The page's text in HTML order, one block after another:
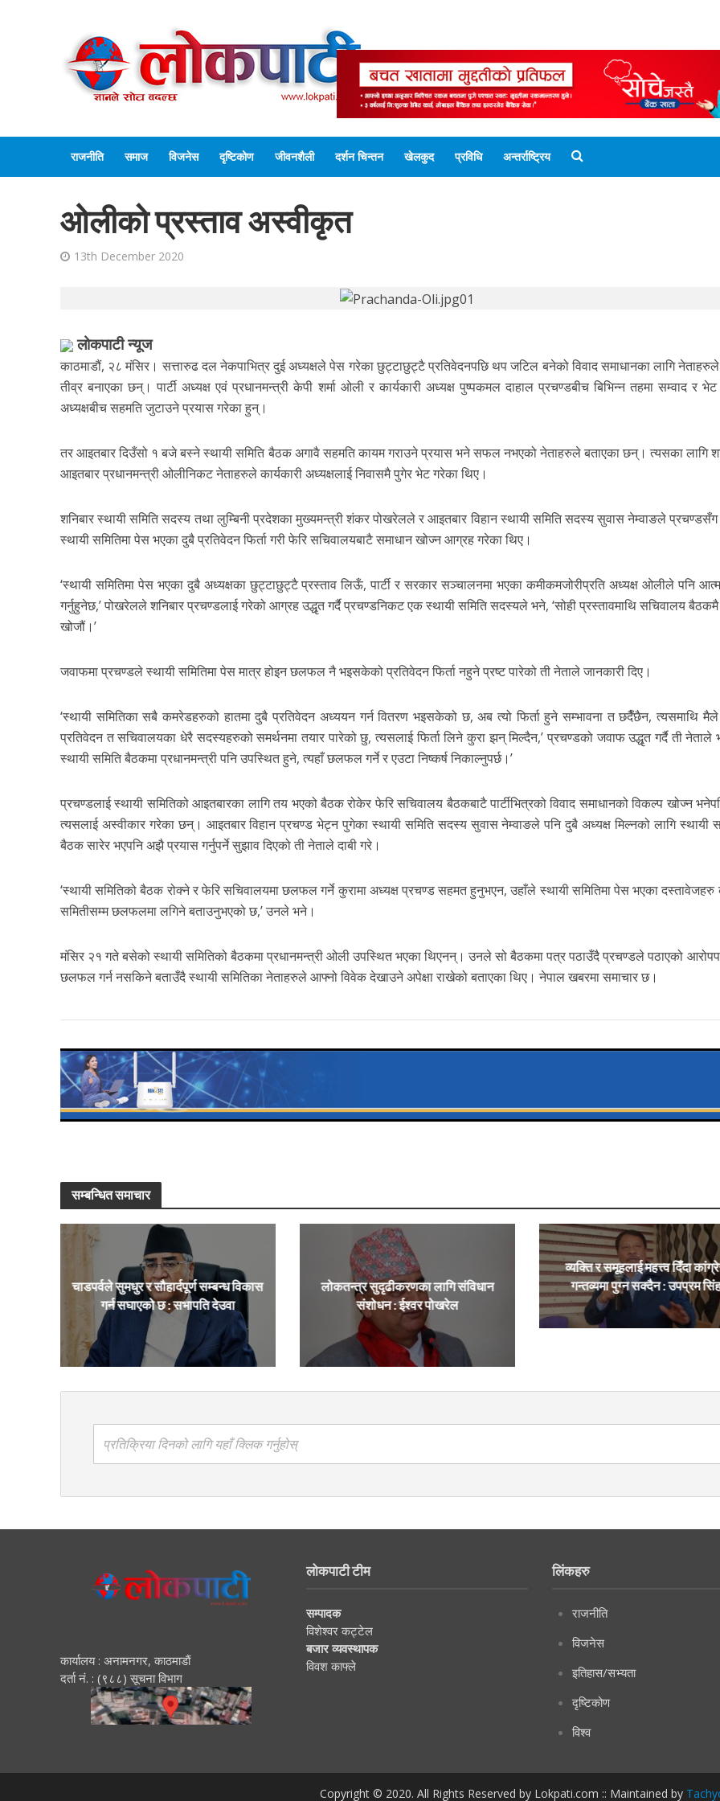
राजनीति समाज विजनेस दृष्टिकोण जीवनशैली दर्शन चिन्तन खेलकुद प्रविधि अन्तर्राष्ट्रिय
ओलीको प्रस्ताव अस्वीकृत
13th December 2020
लोकपाटी न्यूज
काठमाडौं, २८ मंसिर। सत्तारुढ दल नेकपाभित्र दुई अध्यक्षले पेस गरेका छुट्टाछुट्टै प्रतिवेदनपछि थप जटिल बनेको विवाद समाधानका लागि
तीव्र बनाएका छन्। पार्टी अध्यक्ष एवं प्रधानमन्त्री केपी शर्मा ओली र कार्यकारी अध्यक्ष पुष्पकमल दाहाल प्रचण्डबीच बिभिन्न तहमा सम्वाद र
अध्यक्षबीच सहमति जुटाउने प्रयास गरेका हुन्।
तर आइतबार दिउँसो १ बजे बस्ने स्थायी समिति बैठक अगावै सहमति कायम गराउने प्रयास भने सफल नभएको नेताहरुले बताएका छन्। त्यसका लागि
आइतबार प्रधानमन्त्री ओलीनिकट नेताहरुले कार्यकारी अध्यक्षलाई निवासमै पुगेर भेट गरेका थिए।
शनिबार स्थायी समिति सदस्य तथा लुम्बिनी प्रदेशका मुख्यमन्त्री शंकर पोखरेलले र आइतबार विहान स्थायी समिति सदस्य सुवास नेम्वाङले प्रचण्डसँग
स्थायी समितिमा पेस भएका दुबै प्रतिवेदन फिर्ता गरी फेरि सचिवालयबाटै समाधान खोज्न आग्रह गरेका थिए।
‘स्थायी समितिमा पेस भएका दुबै अध्यक्षका छुट्टाछुट्टै प्रस्ताव लिऊँ, पार्टी र सरकार सञ्चालनमा भएका कमीकमजोरीप्रति अध्यक्ष ओलीले पनि
गर्नुहुनेछ,’ पोखरेलले शनिबार प्रचण्डलाई गरेको आग्रह उद्धृत गर्दै प्रचण्डनिकट एक स्थायी समिति सदस्यले भने, ‘सोही प्रस्तावमाथि सचिवालय
खोजौं।’
जवाफमा प्रचण्डले स्थायी समितिमा पेस मात्र होइन छलफल नै भइसकेको प्रतिवेदन फिर्ता नहुने प्रष्ट पारेको ती नेताले जानकारी दिए।
‘स्थायी समितिका सबै कमरेडहरुको हातमा दुबै प्रतिवेदन अध्ययन गर्न वितरण भइसकेको छ, अब त्यो फिर्ता हुने सम्भावना त छदैँछैन, त्यसमाथि
प्रतिवेदन त सचिवालयका धेरै सदस्यहरुको समर्थनमा तयार पारेको छु, त्यसलाई फिर्ता लिने कुरा झन् मिल्दैन,’ प्रचण्डको जवाफ उद्धृत गर्दै ती नेताले
स्थायी समिति बैठकमा प्रधानमन्त्री पनि उपस्थित हुने, त्यहाँ छलफल गर्ने र एउटा निष्कर्ष निकाल्नुपर्छ।’
प्रचण्डलाई स्थायी समितिको आइतबारका लागि तय भएको बैठक रोकेर फेरि सचिवालय बैठकबाटै पार्टीभित्रको विवाद समाधानको विकल्प खोज्न
त्यसलाई अस्वीकार गरेका छन्। आइतबार विहान प्रचण्ड भेट्न पुगेका स्थायी समिति सदस्य सुवास नेम्वाङले पनि दुबै अध्यक्ष मिल्नको लागि स्थायी
बैठक सारेर भएपनि अझै प्रयास गर्नुपर्ने सुझाव दिएको ती नेताले दाबी गरे।
‘स्थायी समितिको बैठक रोक्ने र फेरि सचिवालयमा छलफल गर्ने कुरामा अध्यक्ष प्रचण्ड सहमत हुनुभएन, उहाँले स्थायी समितिमा पेस भएका दस्तावेजहरु
समितीसम्म छलफलमा लगिने बताउनुभएको छ,’ उनले भने।
मंसिर २१ गते बसेको स्थायी समितिको बैठकमा प्रधानमन्त्री ओली उपस्थित भएका थिएनन्। उनले सो बैठकमा पत्र पठाउँदै प्रचण्डले पठाएको
छलफल गर्न नसकिने बताउँदै स्थायी समितिका नेताहरुले आफ्नो विवेक देखाउने अपेक्षा राखेको बताएका थिए। नेपाल खबरमा समाचार छ।
सम्बन्धित समाचार
चाडपर्वले सुमधुर र सौहार्दपूर्ण सम्बन्ध विकास
गर्न सघाएको छ : सभापति देउवा
लोकतन्त्र सुदृढीकरणका लागि संविधान
संशोधन : ईश्वर पोखरेल
व्यक्ति र समूहलाई महत्त्व दिँदा
गन्तव्यमा पुग्न सक्दैन : उपप्रम
प्रतिक्रिया दिनको लागि यहाँ क्लिक गर्नुहोस्
कार्यालय : अनामनगर, काठमाडाैं
दर्ता नं. : (९८८) सूचना विभाग
लोकपाटी टीम
सम्पादक
विशेश्वर कट्टेल
बजार व्यवस्थापक
विवश काफ्ले
लिंकहरु
राजनीति
विजनेस
इतिहास/सभ्यता
दृष्टिकोण
विश्व
Copyright © 2020. All Rights Reserved by Lokpati.com :: Maintained by